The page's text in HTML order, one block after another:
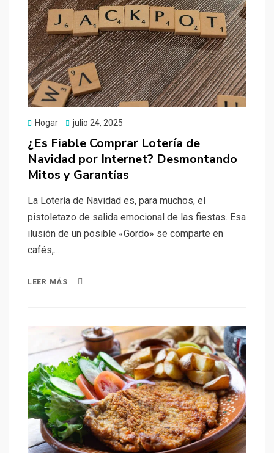
Hogar
Publicado
julio 24, 2025
¿Es Fiable Comprar Lotería de
Navidad por Internet? Desmontando
Mitos y Garantías
La Lotería de Navidad es, para muchos, el
pistoletazo de salida emocional de las fiestas. Esa
ilusión de un posible «Gordo» se comparte en
cafés,…
LEER MÁS